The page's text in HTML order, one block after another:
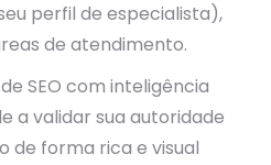
perfil de especialista),
de atendimento.
SEO com inteligência
a validar sua autoridade
de forma rica e visual